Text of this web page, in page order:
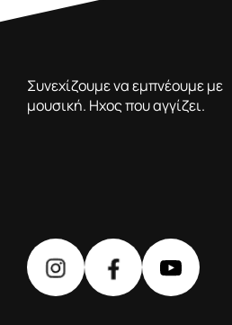
Συνεχίζουμε να εμπνέουμε με
μουσική. Ηχος που αγγίζει.